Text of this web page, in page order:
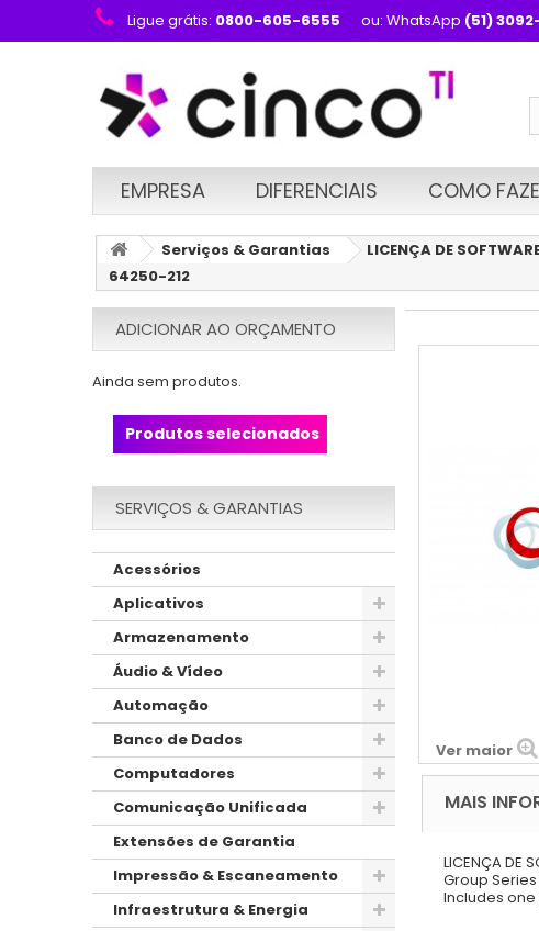
Ligue grátis: 0800-605-6555 ou: WhatsApp (51)
EMPRESA DIFERENCIAIS COMO
Serviços & Garantias
LICENÇA DE
64250-212
ADICIONAR AO ORÇAMENTO
Ainda sem produtos.
Produtos selecionados
SERVIÇOS & GARANTIAS
Acessórios
Aplicativos
Armazenamento
Áudio & Vídeo
Automação
Banco de Dados
Computadores
Comunicação Unificada
Extensões de Garantia
Impressão & Escaneamento
Infraestrutura & Energia
Ver maior
MAIS
LICENÇA DE
Group
Includes one